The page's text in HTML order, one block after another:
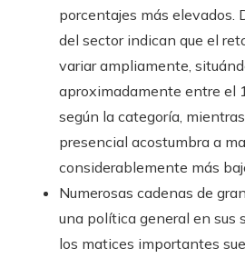
porcentajes más elevados.
del sector indican que el
variar ampliamente,
aproximadamente entre el
según la categoría,
presencial acostumbra a
considerablemente más
Numerosas cadenas de
una política general en sus
los matices importantes